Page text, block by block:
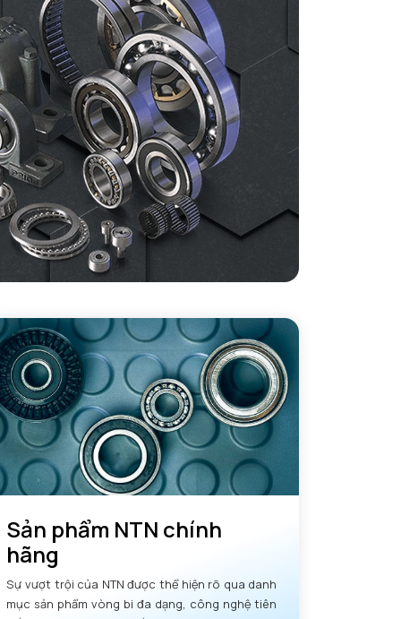
Sản phẩm NTN chính
hãng
Sự vượt trội của NTN được thể hiện rõ qua danh
mục sản phẩm vòng bi đa dạng, công nghệ tiên